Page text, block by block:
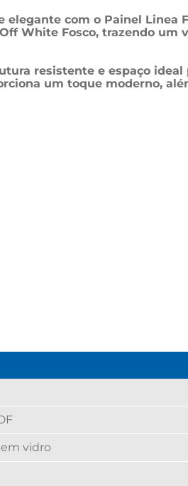
com o Painel Linea
White Fosco, trazendo
resistente e espaço
um toque moderno,
em vidro